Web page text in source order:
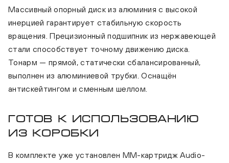
Массивный опорный диск из алюминия с высокой
инерцией гарантирует стабильную скорость
вращения. Прецизионный подшипник из нержавеющей
стали способствует точному движению диска.
Тонарм — прямой, статически сбалансированный,
выполнен из алюминиевой трубки. Оснащён
антискейтингом и сменным шеллом.
Готов к использованию
из коробки
В комплекте уже установлен MM-картридж Audio-